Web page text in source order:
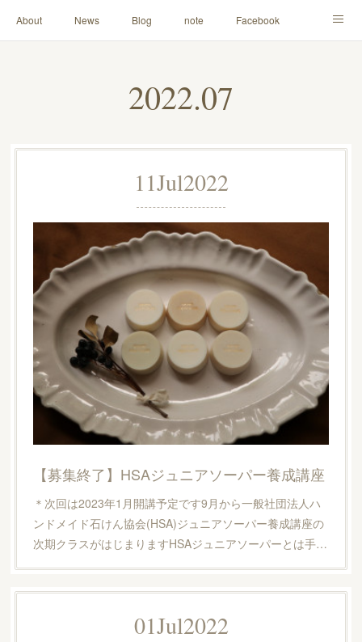
About News Blog note Facebook
2022.07
11Jul2022
【募集終了】HSAジュニアソーパー養成講座
＊次回は2023年1月開講予定です9月から一般社団法人ハ
ンドメイド石けん協会(HSA)ジュニアソーパー養成講座の
次期クラスがはじまりますHSAジュニアソーパーとは手…
01Jul2022